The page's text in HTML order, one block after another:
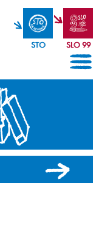
STO SLO 99
2024/2025